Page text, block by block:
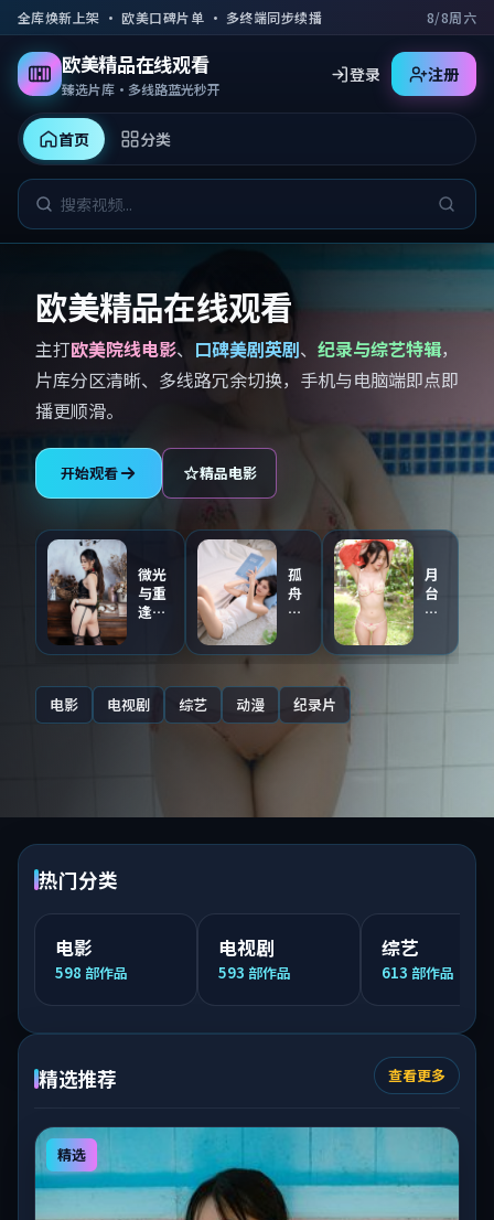
跳到主要内容
全库焕新上架 · 欧美口碑片单 · 多终端同步续播 8/8周六
欧美精品在线观看
臻选片库·多线路蓝光秒开
首页 分类
登录 注册
欧美精品在线观看
主打欧美院线电影、 口碑美剧英剧、 纪录与综艺特辑，
片库分区清晰、多线路冗余切换，手机与电脑端即点即
播更顺滑。
开始观看 精品电影
微光
与重
逢
轨）
孤
舟
与
步
连
载）
月
台
与
区
电影 电视剧 综艺 动漫 纪录片
热门分类
电影
598 部作品
电视剧
593 部作品
综艺
613 部作品
精选推荐 查看更多
精选